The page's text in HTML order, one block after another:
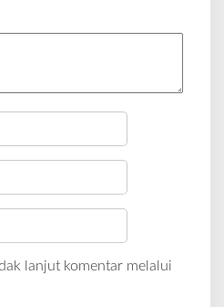
lanjut komentar melalui